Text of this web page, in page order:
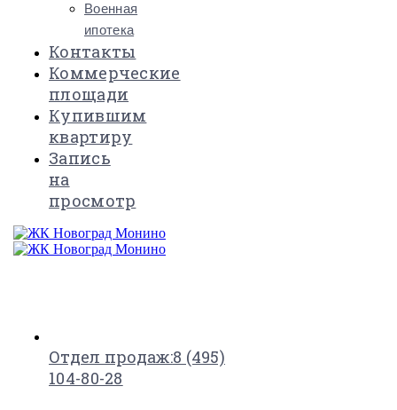
Военная
ипотека
Контакты
Коммерческие
площади
Купившим
квартиру
Запись
на
просмотр
Отдел продаж:8 (495)
104-80-28